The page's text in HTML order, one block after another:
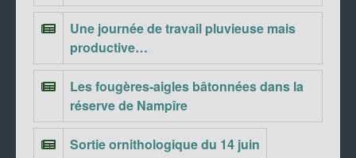
Une journée de travail pluvieuse mais
productive…
Les fougères-aigles bâtonnées dans la
réserve de Nampîre
Sortie ornithologique du 14 juin